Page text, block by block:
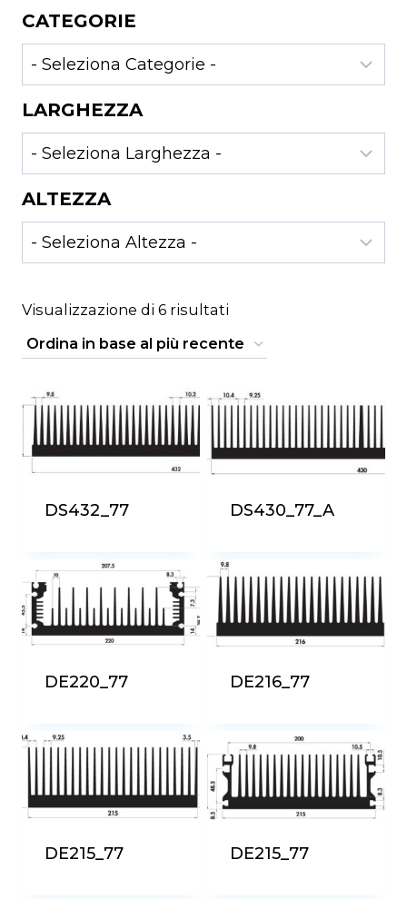
Visualizzazione di 6 risultati
in
base
al
più
recente
DS432_77 DS430_77_A
DE220_77 DE216_77
DE215_77 DE215_77
CATEGORIE
LARGHEZZA
ALTEZZA